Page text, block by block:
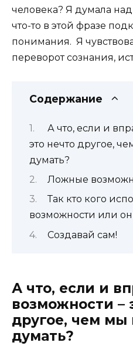
человека? Я думала
что-то в этой фразе
понимания. Я
переворот сознания,
Содержание
А что, если и
это нечто другое,
думать?
Ложные
Так кто кого
возможности или
Создавай сам!
А что, если и
возможности –
другое, чем мы
думать?